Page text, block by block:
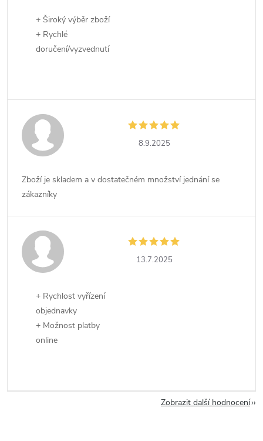
+ Široký výběr zboží
+ Rychlé
doručení/vyzvednutí
8.9.2025
Zboží je skladem a v dostatečném množství jednání se
zákazníky
13.7.2025
+ Rychlost vyřízení
objednavky
+ Možnost platby
online
Zobrazit další hodnocení